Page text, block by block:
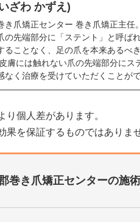
ざわ かずえ)
き爪矯正センター 巻き爪矯正主任
の先端部分に「ステント」と呼ば
ることなく、足の爪を本来あるべ
膚には触れない爪の先端部分にス
なく治療を受けていただくことがで
個人差があります。
を保証するものではありませ
巻き爪矯正センターの施